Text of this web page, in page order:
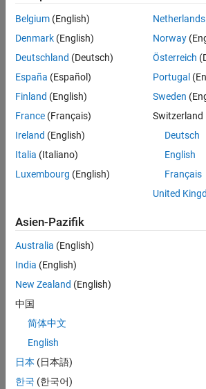
Sie
nach
einem
Standort,
um
alle
in
Ihrer
Region
Account
Manager -
Commercial
(m/f/d)
DE-München
Senior Utilities and Energy Market
and Energy
Market
Developer
Belgium (English)
Denmark (English)
Deutschland (Deutsch)
España (Español)
Finland (English)
France (Français)
Ireland (English)
Italia (Italiano)
Luxembourg (English)
Netherlands
Norway
Österreich
Portugal
Sweden
Switzerland
Deutsch
English
Français
United
Asien-Pazifik
Australia (English)
India (English)
New Zealand (English)
中国
简体中文
English
日本 (日本語)
한국 (한국어)